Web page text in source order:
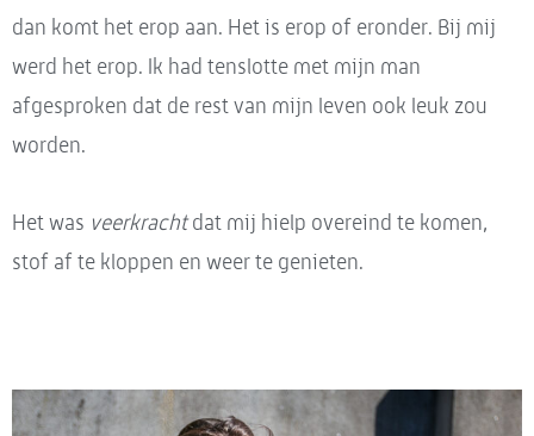
dan komt het erop aan. Het is erop of eronder. Bij mij
werd het erop. Ik had tenslotte met mijn man
afgesproken dat de rest van mijn leven ook leuk zou
worden.
Het was veerkrachtdat mij hielp overeind te komen,
stof af te kloppen en weer te genieten.